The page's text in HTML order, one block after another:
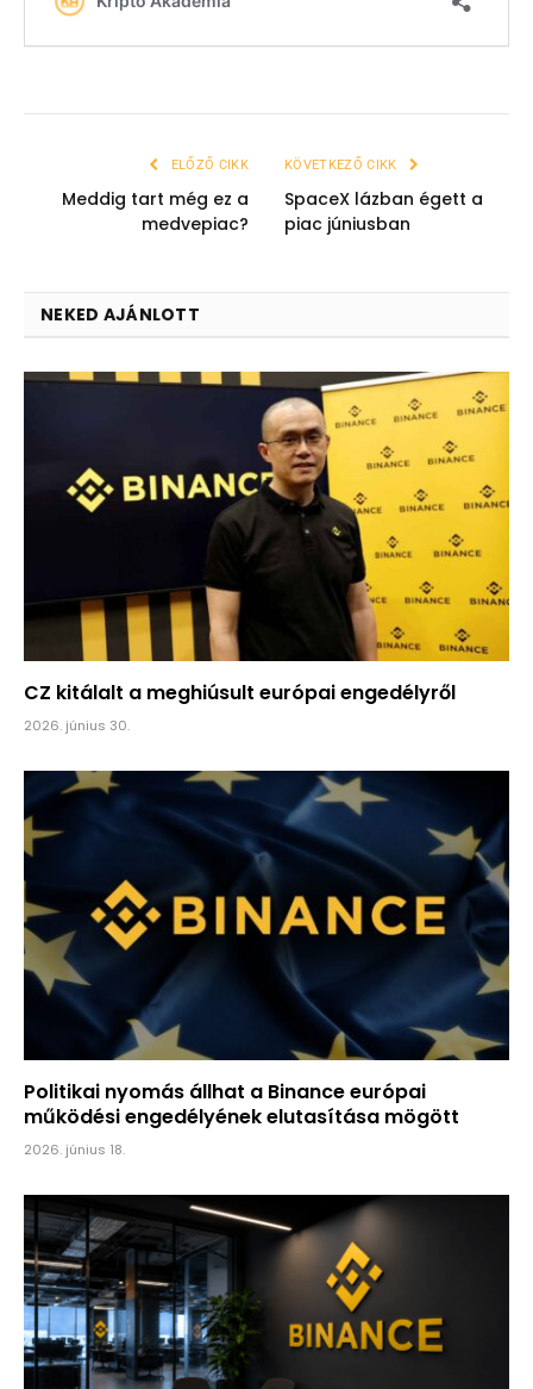
ELŐZŐ CIKK
Meddig tart még ez a
medvepiac?
KÖVETKEZŐ CIKK
SpaceX lázban égett a
piac júniusban
NEKED AJÁNLOTT
CZ kitálalt a meghiúsult európai engedélyről
2026. június 30.
Politikai nyomás állhat a Binance európai
működési engedélyének elutasítása mögött
2026. június 18.